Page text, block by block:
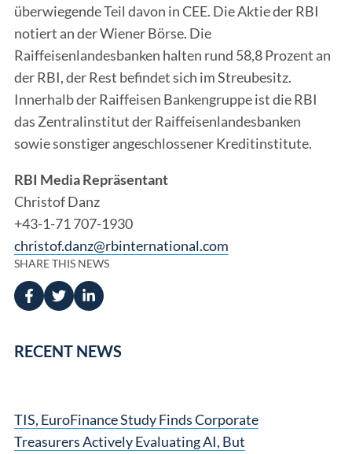
überwiegende Teil davon in CEE. Die Aktie der RBI
notiert an der Wiener Börse. Die
Raiffeisenlandesbanken halten rund 58,8 Prozent an
der RBI, der Rest befindet sich im Streubesitz.
Innerhalb der Raiffeisen Bankengruppe ist die RBI
das Zentralinstitut der Raiffeisenlandesbanken
sowie sonstiger angeschlossener Kreditinstitute.
RBI Media Repräsentant
Christof Danz
+43-1-71 707-1930
christof.danz@rbinternational.com
SHARE THIS NEWS
RECENT NEWS
TIS, EuroFinance Study Finds Corporate
Treasurers Actively Evaluating AI, But